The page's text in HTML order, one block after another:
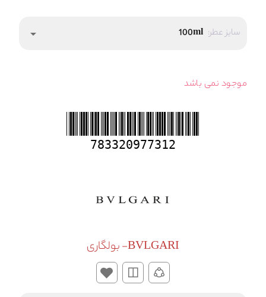
سایز عطر: 100ml
arrow_drop_down
موجود نمی باشد
783320977312
BVLGARI- بولگاری